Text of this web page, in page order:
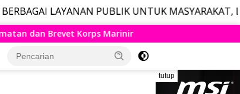
PUBLIK UNTUK MASYARAKAT, LAYANAN
Panglima TNI dan Menhan RI Yakinkan Kesiapan
tutup